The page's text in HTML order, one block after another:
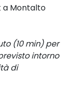
a Montalto
(10 min) per
intorno
di